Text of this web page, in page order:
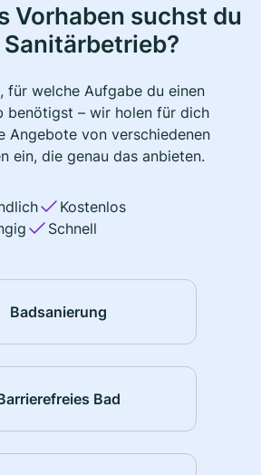
Vorhaben suchst du
für welche Aufgabe du einen
benötigst – wir holen für dich
Angebote von verschiedenen
ein, die genau das anbieten.
Kostenlos
Schnell
Badsanierung
Bad